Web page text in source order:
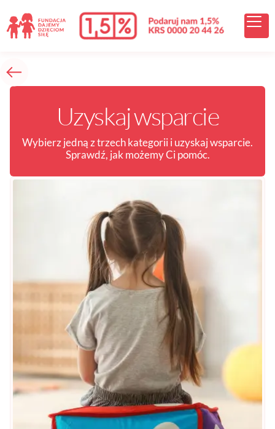
treści
Uzyskaj wsparcie
Wybierz jedną z trzech kategorii i uzyskaj wsparcie.
Sprawdź, jak możemy Ci pomóc.